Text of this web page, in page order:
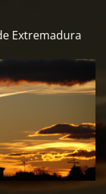
Extremadura